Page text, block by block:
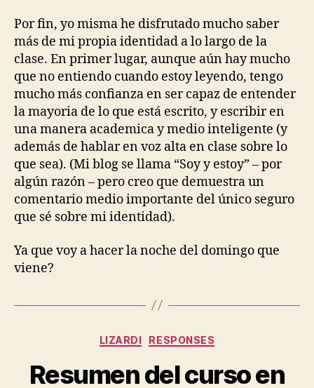
Por fin, yo misma he disfrutado mucho saber
más de mi propia identidad a lo largo de la
clase. En primer lugar, aunque aún hay mucho
que no entiendo cuando estoy leyendo, tengo
mucho más confianza en ser capaz de entender
la mayoria de lo que está escrito, y escribir en
una manera academica y medio inteligente (y
además de hablar en voz alta en clase sobre lo
que sea). (Mi blog se llama “Soy y estoy” – por
algún razón – pero creo que demuestra un
comentario medio importante del único seguro
que sé sobre mi identidad).
Ya que voy a hacer la noche del domingo que
viene?
Categories
LIZARDI RESPONSES
Resumen del curso en